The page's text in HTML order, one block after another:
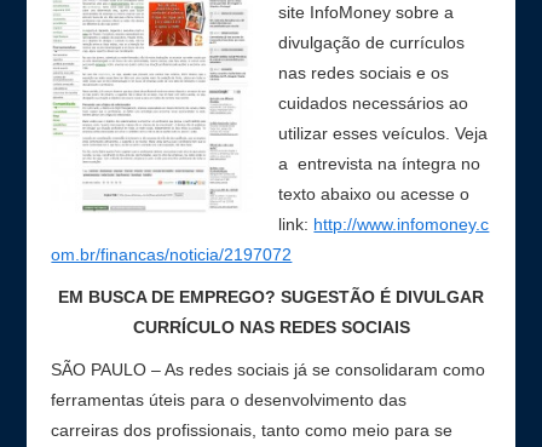
site InfoMoney sobre a
divulgação de currículos
nas redes sociais e os
cuidados necessários ao
utilizar esses veículos. Veja
a entrevista na íntegra no
texto abaixo ou acesse o
link: http://www.infomoney.c
om.br/financas/noticia/2197072
EM BUSCA DE EMPREGO? SUGESTÃO É DIVULGAR
CURRÍCULO NAS REDES SOCIAIS
SÃO PAULO – As redes sociais já se consolidaram como
ferramentas úteis para o desenvolvimento das
carreiras dos profissionais, tanto como meio para se